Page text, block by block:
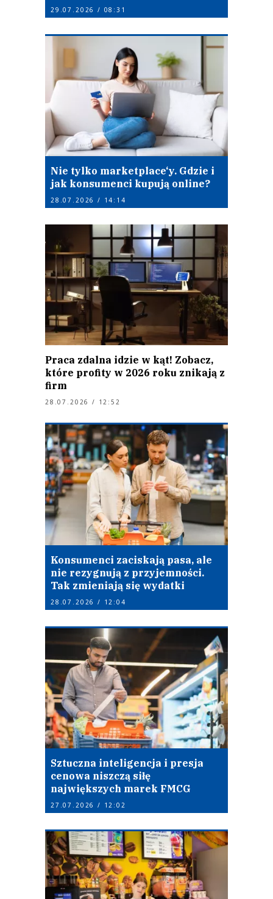
29.07.2026 / 08:31
Nie tylko marketplace‘y. Gdzie i
jak konsumenci kupują online?
28.07.2026 / 14:14
Praca zdalna idzie w kąt! Zobacz,
które profity w 2026 roku znikają z
firm
28.07.2026 / 12:52
Konsumenci zaciskają pasa, ale
nie rezygnują z przyjemności.
Tak zmieniają się wydatki
28.07.2026 / 12:04
Sztuczna inteligencja i presja
cenowa niszczą siłę
największych marek FMCG
27.07.2026 / 12:02